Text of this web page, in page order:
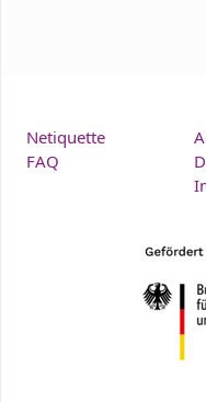
Netiquette
FAQ